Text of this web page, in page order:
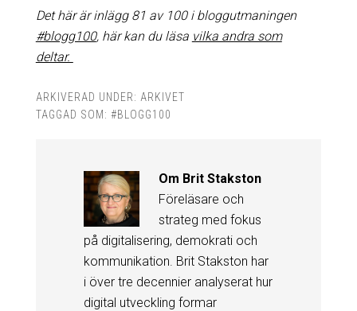
Det här är inlägg 81 av 100 i bloggutmaningen
#blogg100, här kan du läsa vilka andra som
deltar.
ARKIVERAD UNDER: ARKIVET
TAGGAD SOM: #BLOGG100
Om Brit Stakston
Föreläsare och
strateg med fokus
på digitalisering, demokrati och
kommunikation. Brit Stakston har
i över tre decennier analyserat hur
digital utveckling formar